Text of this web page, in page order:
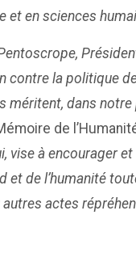
en sciences
contre la politique
méritent, dans
de
vise à
et de l’humanité
actes